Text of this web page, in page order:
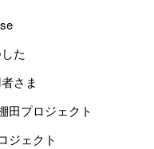
た
さま
田プロジェクト
ジェクト